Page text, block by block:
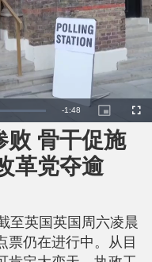
R
e
m
n
-1:48
P
i
c
t
u
r
c
t
e
F
u
败 骨干促施
革党夺逾
至英国英国周六凌晨
票仍在进行中。从目